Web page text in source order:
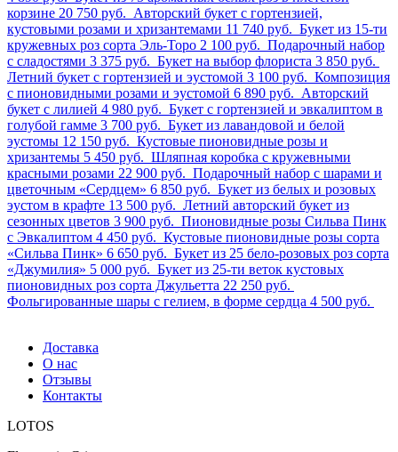
корзине 20 750 руб. Авторский букет с гортензией,
кустовыми розами и хризантемами 11 740 руб. Букет из 15-ти
кружевных роз сорта Эль-Торо 2 100 руб. Подарочный набор
с сладостями 3 375 руб. Букет на выбор флориста 3 850 руб.
Летний букет с гортензией и эустомой 3 100 руб. Композиция
с пионовидными розами и эустомой 6 890 руб. Авторский
букет с лилией 4 980 руб. Букет с гортензией и эвкалиптом в
голубой гамме 3 700 руб. Букет из лавандовой и белой
эустомы 12 150 руб. Кустовые пионовидные розы и
хризантемы 5 450 руб. Шляпная коробка с кружевными
красными розами 22 900 руб. Подарочный набор с шарами и
цветочным «Сердцем» 6 850 руб. Букет из белых и розовых
эустом в крафте 13 500 руб. Летний авторский букет из
сезонных цветов 3 900 руб. Пионовидные розы Сильва Пинк
с Эвкалиптом 4 450 руб. Кустовые пионовидные розы сорта
«Сильва Пинк» 6 650 руб. Букет из 25 бело-розовых роз сорта
«Джумилия» 5 000 руб. Букет из 25-ти веток кустовых
пионовидных роз сорта Джульетта 22 250 руб.
Фольгированные шары с гелием, в форме сердца 4 500 руб.
Доставка
О нас
Отзывы
Контакты
LOTOS